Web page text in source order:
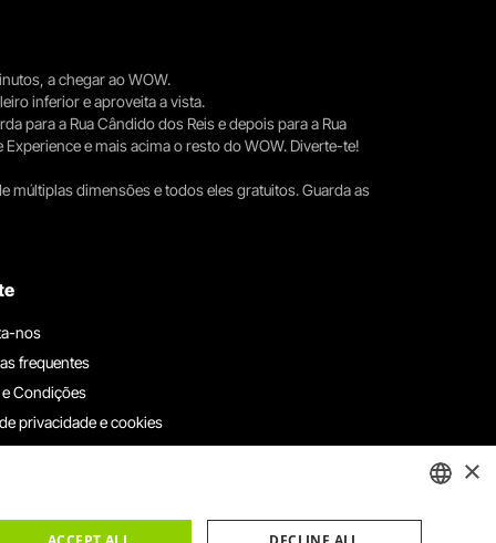
a chegar ao WOW.
inferior e aproveita a vista.
para a Rua Cândido dos Reis e depois para a Rua
e mais acima o resto do WOW. Diverte-te!
múltiplas dimensões e todos eles gratuitos. Guarda as
nos
frequentes
Condições
privacidade e cookies
connosco
×